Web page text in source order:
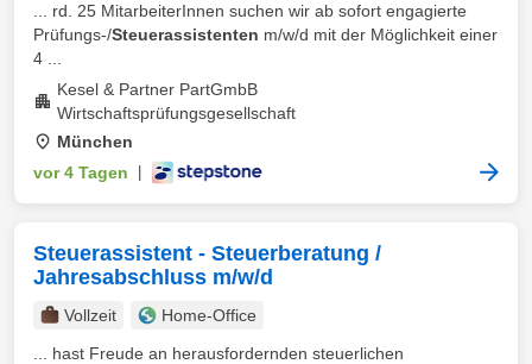
... rd. 25 MitarbeiterInnen suchen wir ab sofort engagierte
Prüfungs-/Steuerassistenten m/w/d mit der Möglichkeit einer
4 ...
Kesel & Partner PartGmbB
Wirtschaftsprüfungsgesellschaft
München
vor 4 Tagen
Steuerassistent - Steuerberatung /
Jahresabschluss m/w/d
Vollzeit
Home-Office
... hast Freude an herausfordernden steuerlichen